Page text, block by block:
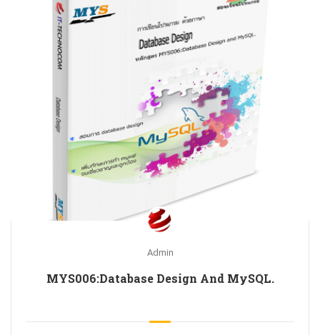
Admin
MYS006:Database Design And MySQL.